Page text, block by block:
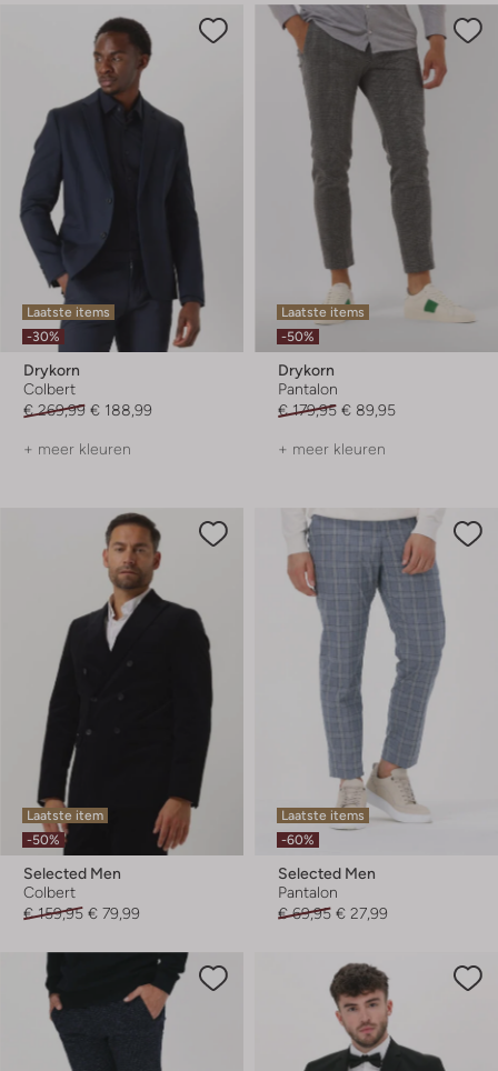
Laatste items
-30%
Drykorn
Colbert
€ 269,99 € 188,99
+ meer kleuren
Laatste items
-50%
Drykorn
Pantalon
€ 179,95 € 89,95
+ meer kleuren
Laatste item
-50%
Selected Men
Colbert
€ 159,95 € 79,99
Laatste items
-60%
Selected Men
Pantalon
€ 69,95 € 27,99